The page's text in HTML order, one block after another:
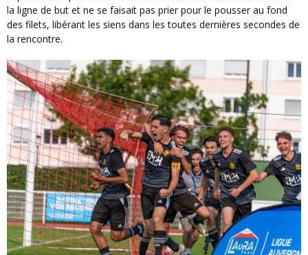
la ligne de but et ne se faisait pas prier pour le pousser au fond
des filets, libérant les siens dans les toutes dernières secondes de
la rencontre.